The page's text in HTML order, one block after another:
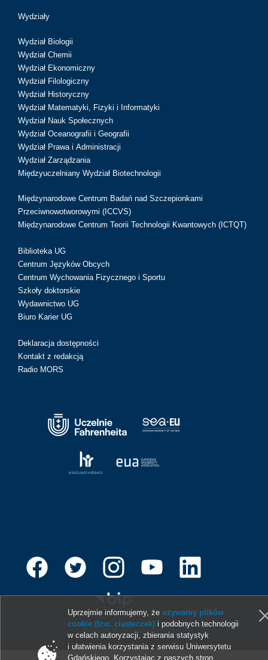
Wydziały
Wydział Biologii
Wydział Chemii
Wydział Ekonomiczny
Wydział Filologiczny
Wydział Historyczny
Wydział Matematyki, Fizyki i Informatyki
Wydział Nauk Społecznych
Wydział Oceanografii i Geografii
Wydział Prawa i Administracji
Wydział Zarządzania
Międzyuczelniany Wydział Biotechnologii
Międzynarodowe Centrum Badań nad Szczepionkami
Przeciwnowotworowymi (ICCVS)
Międzynarodowe Centrum Teorii Technologii Kwantowych (ICTQT)
Biblioteka UG
Centrum Języków Obcych
Centrum Wychowania Fizycznego i Sportu
Szkoły doktorskie
Wydawnictwo UG
Biuro Karier UG
Deklaracja dostępności
Kontakt z redakcją
Radio MORS
© 2013-2026 Uniwersytet Gdański
Uprzejmie informujemy, że używamy plików
cookie (tzw. ciasteczek) i podobnych technologii
w celach autoryzacji, zbierania statystyk
i ułatwienia korzystania z serwisu Uniwersytetu
Gdańskiego. Korzystając z naszych stron